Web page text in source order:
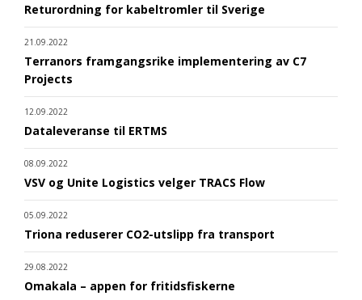
Returordning for kabeltromler til Sverige
21.09.2022
Terranors framgangsrike implementering av C7
Projects
12.09.2022
Dataleveranse til ERTMS
08.09.2022
VSV og Unite Logistics velger TRACS Flow
05.09.2022
Triona reduserer CO2-utslipp fra transport
29.08.2022
Omakala – appen for fritidsfiskerne